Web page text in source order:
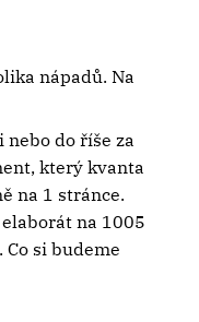
nápadů. Na
do říše za
který kvanta
na 1 stránce.
na 1005
si budeme